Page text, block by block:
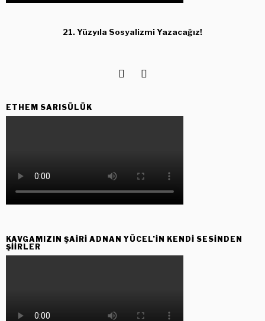
21. Yüzyıla Sosyalizmi Yazacağız!
ETHEM SARISÜLÜK
KAVGAMIZIN ŞAIRI ADNAN YÜCEL’IN KENDI SESINDEN
ŞIIRLER